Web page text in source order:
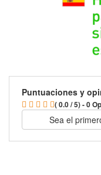
Puntuaciones y
( 0.0 / 5) - 0
Sea el